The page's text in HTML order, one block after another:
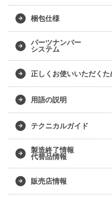
梱包仕様
パーツナンバー
システム
正しくお使いいただくた
用語の説明
テクニカルガイド
製造終了情報
代替品情報
販売店情報